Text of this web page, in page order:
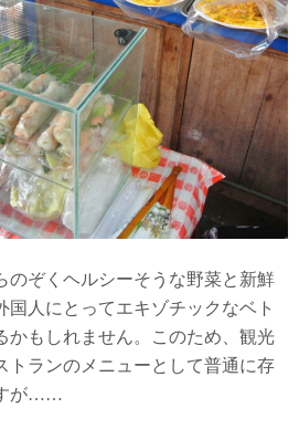
のぞくヘルシーそうな野菜と新鮮
国人にとってエキゾチックなベト
かもしれません。このため、観光
トランのメニューとして普通に存
が……